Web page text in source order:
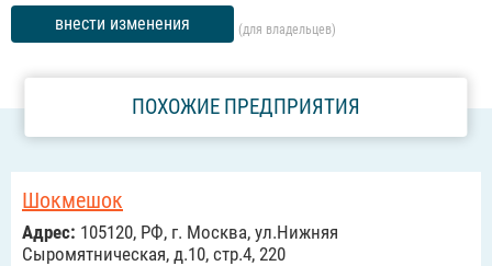
внести изменения (для владельцев)
ПОХОЖИЕ ПРЕДПРИЯТИЯ
Шокмешок
Адрес: 105120, РФ, г. Москва, ул.Нижняя
Сыромятническая, д.10, стр.4, 220